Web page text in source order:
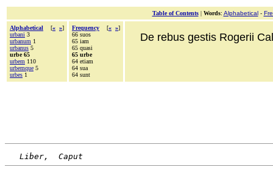
Table of Contents| Words: Alphabetical-
Alphabetical [« »]
urbani 3
urbanum 1
urbanus 5
urbe 65
urbem 110
urbemque 5
urbes 1
Frequency [« »]
66 suos
65 iam
65 quasi
65 urbe
64 etiam
64 sua
64 sunt
De rebus gestis Rogerii
Liber,  Caput